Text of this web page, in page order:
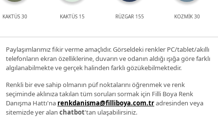
KAKTÜS 30 KAKTÜS 15 RÜZGAR 155 KOZMİK 30
Paylaşımlarımız fikir verme amaçlıdır. Görseldeki renkler PC/tablet/akıllı
telefonların ekran özelliklerine, duvarın ve odanın aldığı ışığa göre farklı
algılanabilmekte ve gerçek halinden farklı gözükebilmektedir.
Renkli bir eve sahip olmanın püf noktalarını öğrenmek ve renk
seçiminde aklınıza takılan tüm soruları sormak için Filli Boya Renk
Danışma Hattı'na renkdanisma@filliboya.com.tradresinden veya
sitemizde yer alan chatbot'tan ulaşabilirsiniz.